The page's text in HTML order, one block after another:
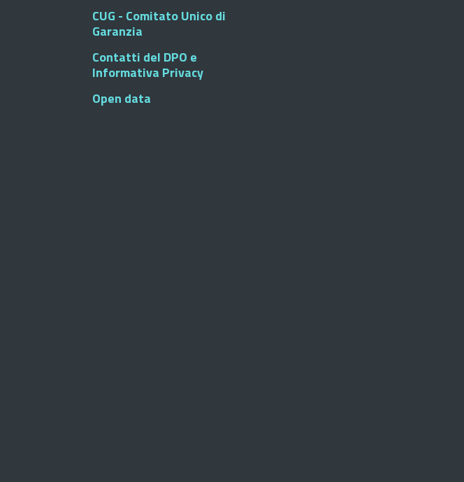
CUG - Comitato Unico di
Garanzia
Contatti del DPO e
Informativa Privacy
Open data